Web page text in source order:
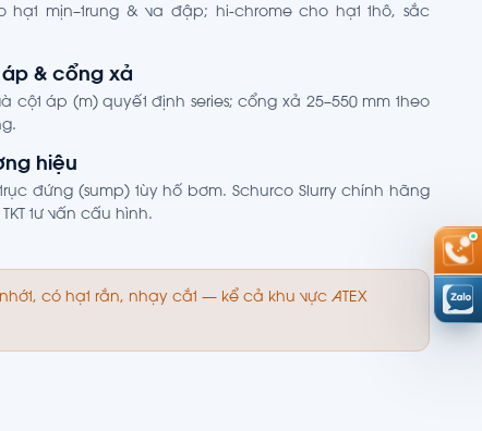
hạt mịn–trung & va đập; hi-chrome cho hạt thô, sắc
& cổng xả
cột áp (m) quyết định series; cổng xả 25–550 mm theo
hiệu
đứng (sump) tùy hố bơm. Schurco Slurry chính hãng
tư vấn cấu hình.
có hạt rắn, nhạy cắt — kể cả khu vực ATEX